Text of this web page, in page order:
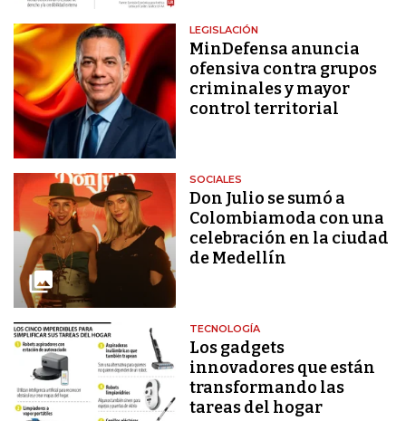
LEGISLACIÓN
MinDefensa anuncia
ofensiva contra grupos
criminales y mayor
control territorial
SOCIALES
Don Julio se sumó a
Colombiamoda con una
celebración en la ciudad
de Medellín
TECNOLOGÍA
Los gadgets
innovadores que están
transformando las
tareas del hogar